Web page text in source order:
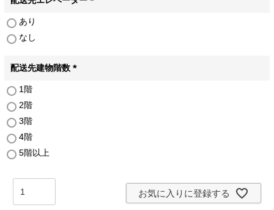
あり
なし
配送先建物階数
1階
2階
3階
4階
5階以上
お気に入りに登録する